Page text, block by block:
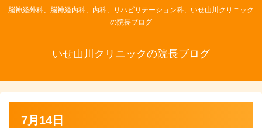
脳神経外科、脳神経内科、内科、リハビリテーション科、いせ山川クリニック
の院長ブログ
いせ山川クリニックの院長ブログ
7月14日